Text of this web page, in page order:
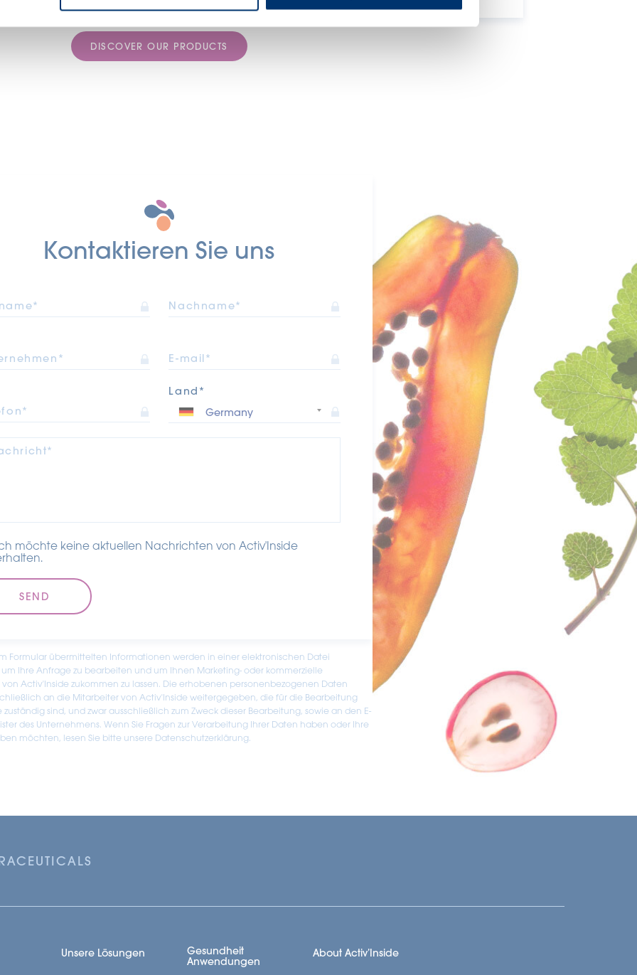
DISCOVER OUR PRODUCTS
Kontaktieren Sie uns
Nachname*
E-mail*
Land*
möchte keine aktuellen Nachrichten von Activ'Inside
Formular übermittelten Informationen werden in einer elektronischen Datei
Ihre Anfrage zu bearbeiten und um Ihnen Marketing- oder kommerzielle
Activ'Inside zukommen zu lassen. Die erhobenen personenbezogenen Daten
an die Mitarbeiter von Activ'Inside weitergegeben, die für die Bearbeitung
zuständig sind, und zwar ausschließlich zum Zweck dieser Bearbeitung, sowie an den E-
des Unternehmens. Wenn Sie Fragen zur Verarbeitung Ihrer Daten haben oder Ihre
möchten, lesen Sie bitte unsere Datenschutzerklärung.
Unsere Lösungen
Gesundheit
Anwendungen
About Activ’Inside